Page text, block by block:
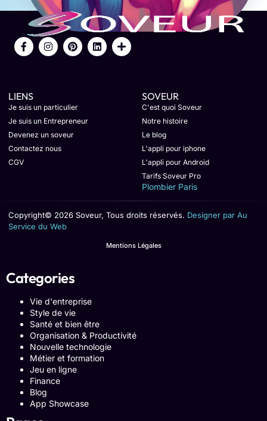
LIENS
Je suis un particulier
Je suis un Entrepreneur
Devenez un soveur
Contactez nous
CGV
SOVEUR
C'est quoi Soveur
Notre histoire
Le blog
L'appli pour iphone
L'appli pour Android
Tarifs Soveur Pro
Plombier Paris
Copyright© 2026 Soveur, Tous droits réservés. Designer par Au
Service du Web
Mentions Légales
Categories
Vie d'entreprise
Style de vie
Santé et bien être
Organisation & Productivité
Nouvelle technologie
Métier et formation
Jeu en ligne
Finance
Blog
App Showcase